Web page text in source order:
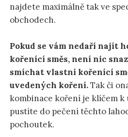
najdete maximálně tak ve
obchodech.
Pokud se vám nedaří najít
kořenící směs, není nic
smíchat vlastní kořenící
uvedených koření.Tak či
kombinace koření je klíčem k
pustíte do pečení těchto
pochoutek.